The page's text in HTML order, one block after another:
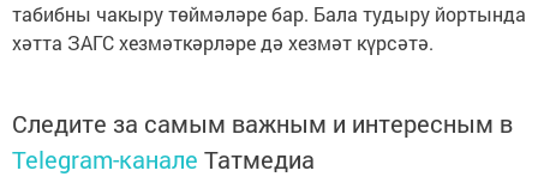
табибны чакыру төймәләре бар. Бала тудыру йортында
хәтта ЗАГС хезмәткәрләре дә хезмәт күрсәтә.
Следите за самым важным и интересным в
Telegram-канале Татмедиа